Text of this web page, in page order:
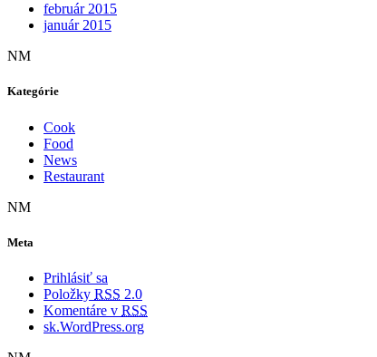
február 2015
január 2015
NM
Kategórie
Cook
Food
News
Restaurant
NM
Meta
Prihlásiť sa
Položky RSS 2.0
Komentáre v RSS
sk.WordPress.org